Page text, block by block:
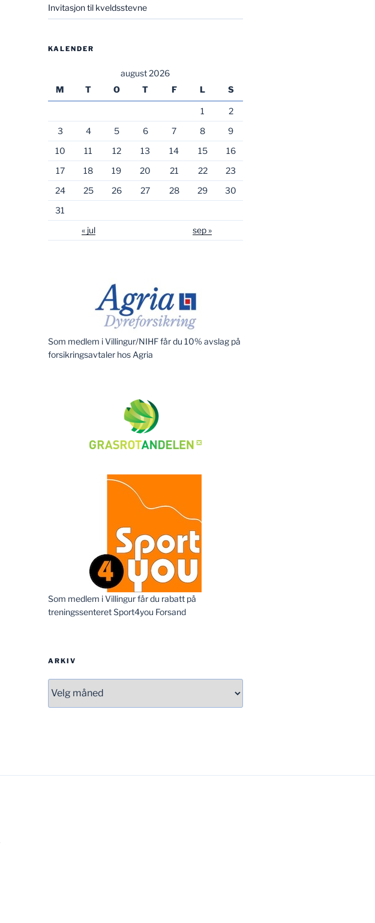
Invitasjon til kveldsstevne
KALENDER
august 2026
M
T O T F L S
1
2
3
4 5 6 7 8
9
10
11 12 13 14 15
16
17
18 19 20 21 22
23
24
25 26 27 28 29
30
31
« jul
sep »
Som medlem i Villingur/NIHF får du 10% avslag på
forsikringsavtaler hos Agria
Som medlem i Villingur får du rabatt på
treningssenteret Sport4you Forsand
ARKIV